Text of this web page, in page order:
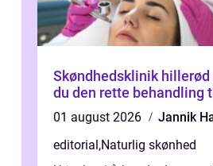
Skøndhedsklinik hillerød sådan vælger
du den rette behandling
01 august 2026
Jannik
editorial,Naturlig skønhed